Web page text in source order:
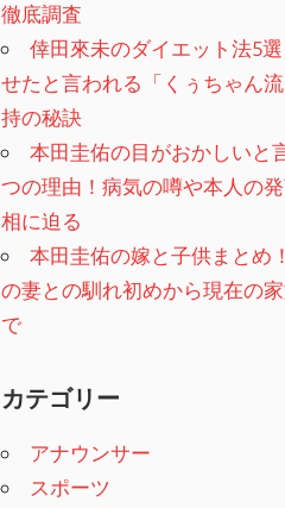
徹底調査
倖田來未のダイエット法5
せたと言われる「くぅちゃん
持の秘訣
本田圭佑の目がおかしいと
つの理由！病気の噂や本人の
相に迫る
本田圭佑の嫁と子供まとめ
の妻との馴れ初めから現在の
で
カテゴリー
アナウンサー
スポーツ